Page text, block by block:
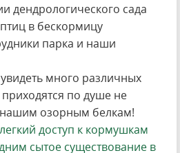
дендрологического сада
в бескормицу
парка и наши
много различных
по душе не
озорным белкам!
доступ к кормушкам
сытое существование в